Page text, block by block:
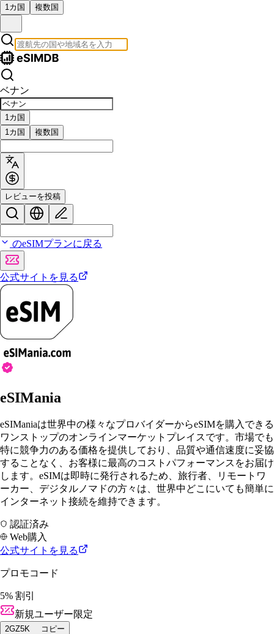
1カ国 複数国
ベナン
1カ国
1カ国
複数国
レビューを投稿
のeSIMプランに戻る
公式サイトを見る
eSIMania
eSIManiaは世界中の様々なプロバイダーからeSIMを購入できる
ワンストップのオンラインマーケットプレイスです。市場でも
特に競争力のある価格を提供しており、品質や通信速度に妥協
することなく、お客様に最高のコストパフォーマンスをお届け
します。eSIMは即時に発行されるため、旅行者、リモートワ
ーカー、デジタルノマドの方々は、世界中どこにいても簡単に
インターネット接続を維持できます。
認証済み
Web購入
公式サイトを見る
プロモコード
5% 割引
新規ユーザー限定
2GZ5K コピー